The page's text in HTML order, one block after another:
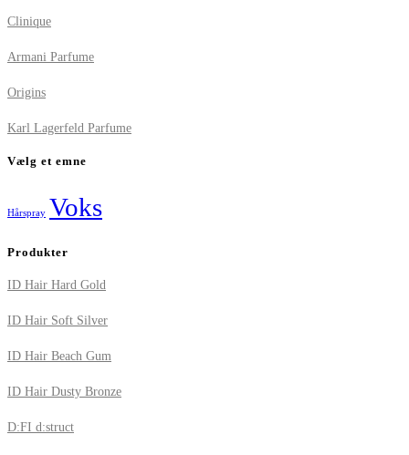
Clinique
Armani Parfume
Origins
Karl Lagerfeld Parfume
Vælg et emne
Hårspray Voks
Produkter
ID Hair Hard Gold
ID Hair Soft Silver
ID Hair Beach Gum
ID Hair Dusty Bronze
D:FI d:struct